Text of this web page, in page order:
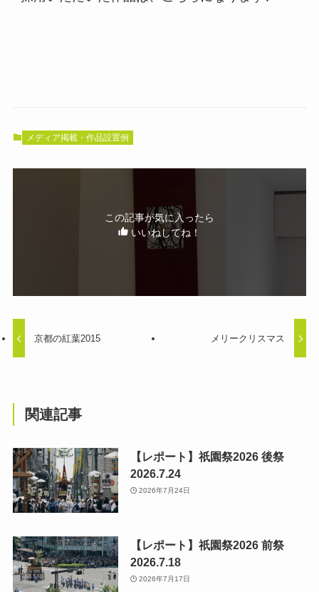
メディア掲載・作品設置例
この記事が気に入ったら
いいねしてね！
京都の紅葉2015 メリークリスマス
関連記事
【レポート】祇園祭2026 後祭
2026.7.24
2026年7月24日
【レポート】祇園祭2026 前祭
2026.7.18
2026年7月17日